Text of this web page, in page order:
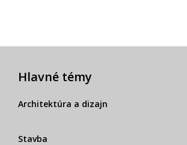
Hlavné témy
Architektúra a dizajn
Stavba